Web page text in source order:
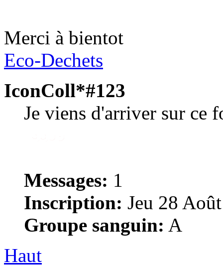
Merci à bientot
Eco-Dechets
IconColl*#123
Je viens d'arriver sur ce
Messages: 1
Inscription: Jeu 28
Groupe sanguin: A
Haut